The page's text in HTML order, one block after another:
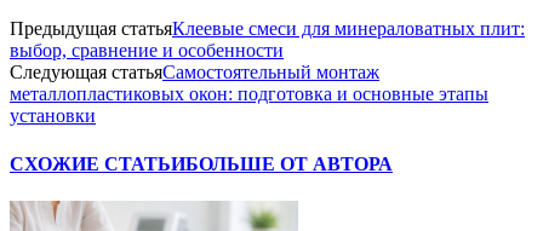
Предыдущая статьяКлеевые смеси для минераловатных плит:
выбор, сравнение и особенности
Следующая статьяСамостоятельный монтаж
металлопластиковых окон: подготовка и основные этапы
установки
СХОЖИЕ СТАТЬИБОЛЬШЕ ОТ АВТОРА